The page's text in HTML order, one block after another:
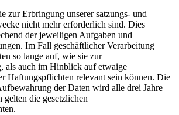
zur Erbringung unserer satzungs- und
nicht mehr erforderlich sind. Dies
der jeweiligen Aufgaben und
Im Fall geschäftlicher Verarbeitung
so lange auf, wie sie zur
als auch im Hinblick auf etwaige
Haftungspflichten relevant sein können. Die
der Daten wird alle drei Jahre
die gesetzlichen